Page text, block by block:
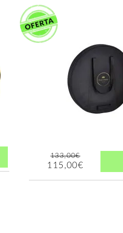
133,00€
115,00€